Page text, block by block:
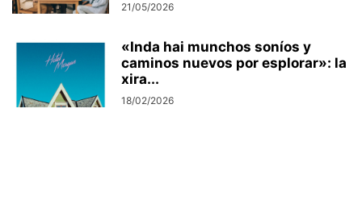
21/05/2026
«Inda hai munchos soníos y
caminos nuevos por esplorar»: la
xira...
18/02/2026